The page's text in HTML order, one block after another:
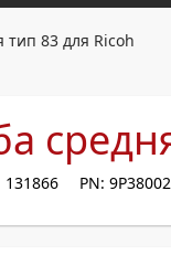
тип 83 для Ricoh
PN: 9P38002